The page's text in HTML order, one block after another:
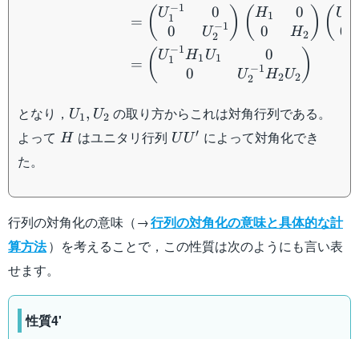
= ( U1
−1
0
0
U2
−1 ) ( H1
0
0
H2 ) ( U
0
= ( U1
−1H1 U1
0
0
U2
−1H2U2 )
となり， U_1,U_2
U1, U2 の取り方からこれは対角行列である。
よって H
H はユニタリ行列 UU'
UU′ によって対角化でき
た。
行列の対角化の意味（→行列の対角化の意味と具体的な計
算方法）を考えることで，この性質は次のようにも言い表
せます。
性質4'